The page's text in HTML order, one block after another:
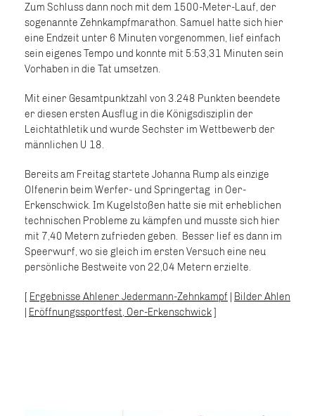
Zum Schluss dann noch mit dem 1500-Meter-Lauf, der
sogenannte Zehnkampfmarathon. Samuel hatte sich hier
eine Endzeit unter 6 Minuten vorgenommen, lief einfach
sein eigenes Tempo und konnte mit 5:53,31 Minuten sein
Vorhaben in die Tat umsetzen.
Mit einer Gesamtpunktzahl von 3.248 Punkten beendete
er diesen ersten Ausflug in die Königsdisziplin der
Leichtathletik und wurde Sechster im Wettbewerb der
männlichen U 18.
Bereits am Freitag startete Johanna Rump als einzige
Olfenerin beim Werfer- und Springertag in Oer-
Erkenschwick. Im Kugelstoßen hatte sie mit erheblichen
technischen Probleme zu kämpfen und musste sich hier
mit 7,40 Metern zufrieden geben. Besser lief es dann im
Speerwurf, wo sie gleich im ersten Versuch eine neu
persönliche Bestweite von 22,04 Metern erzielte.
[ Ergebnisse Ahlener Jedermann-Zehnkampf
Bilder Ahlen
Eröffnungssportfest, Oer-Erkenschwick]